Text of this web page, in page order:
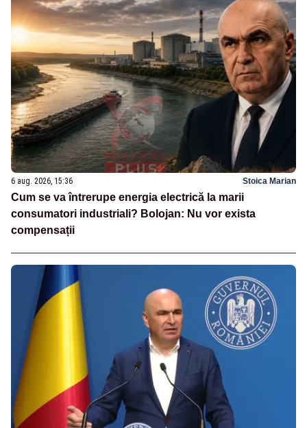
6 aug. 2026, 15:36 Stoica Marian
Cum se va întrerupe energia electrică la marii
consumatori industriali? Bolojan: Nu vor exista
compensații